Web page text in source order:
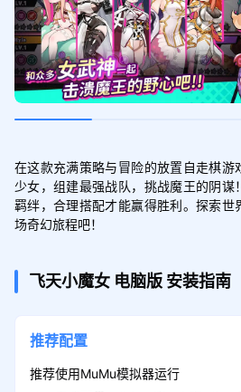
在这款充满策略与冒险的放置自走棋
少女，组建最强战队，挑战魔王的阴谋
羁绊，合理搭配才能赢得胜利。探索
场奇幻旅程吧！
飞天小魔女 电脑版 安装指南
推荐配置
推荐使用MuMu模拟器运行